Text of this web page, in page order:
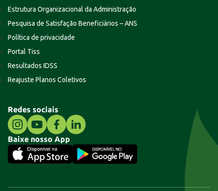
Estrutura Organizacional da Administração
Pesquisa de Satisfação Beneficiários – ANS
Política de privacidade
Portal Tiss
Resultados IDSS
Reajuste Planos Coletivos
Redes sociais
Baixe nosso App